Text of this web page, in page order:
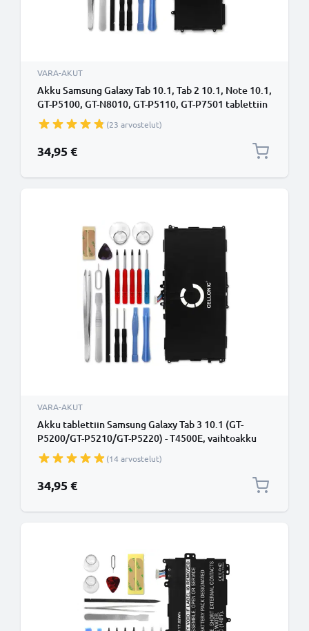
VARA-AKUT
Akku Samsung Galaxy Tab 10.1, Tab 2 10.1, Note 10.1,
GT-P5100, GT-N8010, GT-P5110, GT-P7501 tablettiin
- (7000mAh, 3.7V) + Työkalu tuotemerkiltä
CELLONIC
(23 arvostelut)
34,95 €
VARA-AKUT
Akku tablettiin Samsung Galaxy Tab 3 10.1 (GT-
P5200/GT-P5210/GT-P5220) - T4500E, vaihtoakku
6800mAh + Työkalu(14 arvostelut)
34,95 €